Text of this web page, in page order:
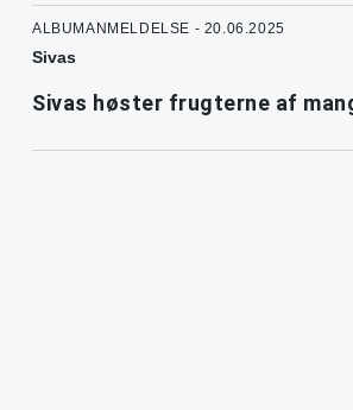
ALBUMANMELDELSE - 20.06.2025
Sivas
Sivas høster frugterne af